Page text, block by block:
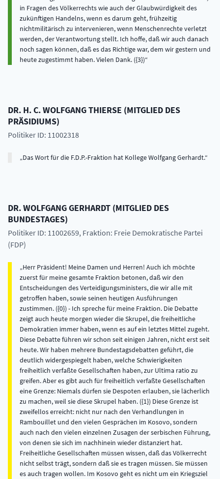
in Fragen des Völkerrechts wie auch der Glaubwürdigkeit des
zukünftigen Handelns, wenn es darum geht, frühzeitig
nichtmilitärisch zu intervenieren, wenn Menschenrechte verletzt
werden, der Verantwortung stellt. Ich hoffe, daß wir auch danach
noch sagen können, daß es das Richtige war, dem wir gestern und
heute zugestimmt haben. Vielen Dank. ({3})
DR. H. C.WOLFGANGTHIERSE (MITGLIED DES
PRÄSIDIUMS)
Politiker ID: 11002318
Das Wort für die F.D.P.-Fraktion hat Kollege Wolfgang Gerhardt.
DR.WOLFGANGGERHARDT (MITGLIED DES
BUNDESTAGES)
Politiker ID: 11002659, Fraktion: Freie Demokratische Partei
(FDP)
Herr Präsident! Meine Damen und Herren! Auch ich möchte
zuerst für meine gesamte Fraktion betonen, daß wir den
Entscheidungen des Verteidigungsministers, die wir alle mit
getroffen haben, sowie seinen heutigen Ausführungen
zustimmen. ({0}) - Ich spreche für meine Fraktion. Die Debatte
zeigt auch heute morgen wieder die Skrupel, die freiheitliche
Demokratien immer haben, wenn es auf ein letztes Mittel zugeht.
Diese Debatte führen wir schon seit einigen Jahren, nicht erst seit
heute. Wir haben mehrere Bundestagsdebatten geführt, die
deutlich widergespiegelt haben, welche Schwierigkeiten
freiheitlich verfaßte Gesellschaften haben, zur Ultima ratio zu
greifen. Aber es gibt auch für freiheitlich verfaßte Gesellschaften
eine Grenze: Niemals dürfen sie Despoten erlauben, sie lächerlich
zu machen, weil sie diese Skrupel haben. ({1}) Diese Grenze ist
zweifellos erreicht: nicht nur nach den Verhandlungen in
Rambouillet und den vielen Gesprächen im Kosovo, sondern
auch nach den vielen einzelnen Zusagen der serbischen Führung,
von denen sie sich im nachhinein wieder distanziert hat.
Freiheitliche Gesellschaften müssen wissen, daß das Völkerrecht
nicht selbst trägt, sondern daß sie es tragen müssen. Sie müssen
es auch tragen wollen. Im Kosovo geht es nicht um ein Kriegsziel